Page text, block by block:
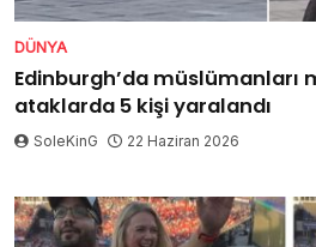
DÜNYA
Edinburgh’da müslümanları
ataklarda 5 kişi yaralandı
SoleKinG 22 Haziran 2026